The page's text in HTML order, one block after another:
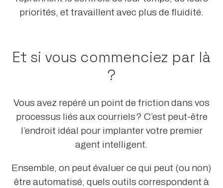
priorités, et travaillent avec plus de fluidité.
Et si vous commenciez par là
?
Vous avez repéré un point de friction dans vos
processus liés aux courriels ? C’est peut-être
l’endroit idéal pour implanter votre premier
agent intelligent.
Ensemble, on peut évaluer ce qui peut (ou non)
être automatisé, quels outils correspondent à